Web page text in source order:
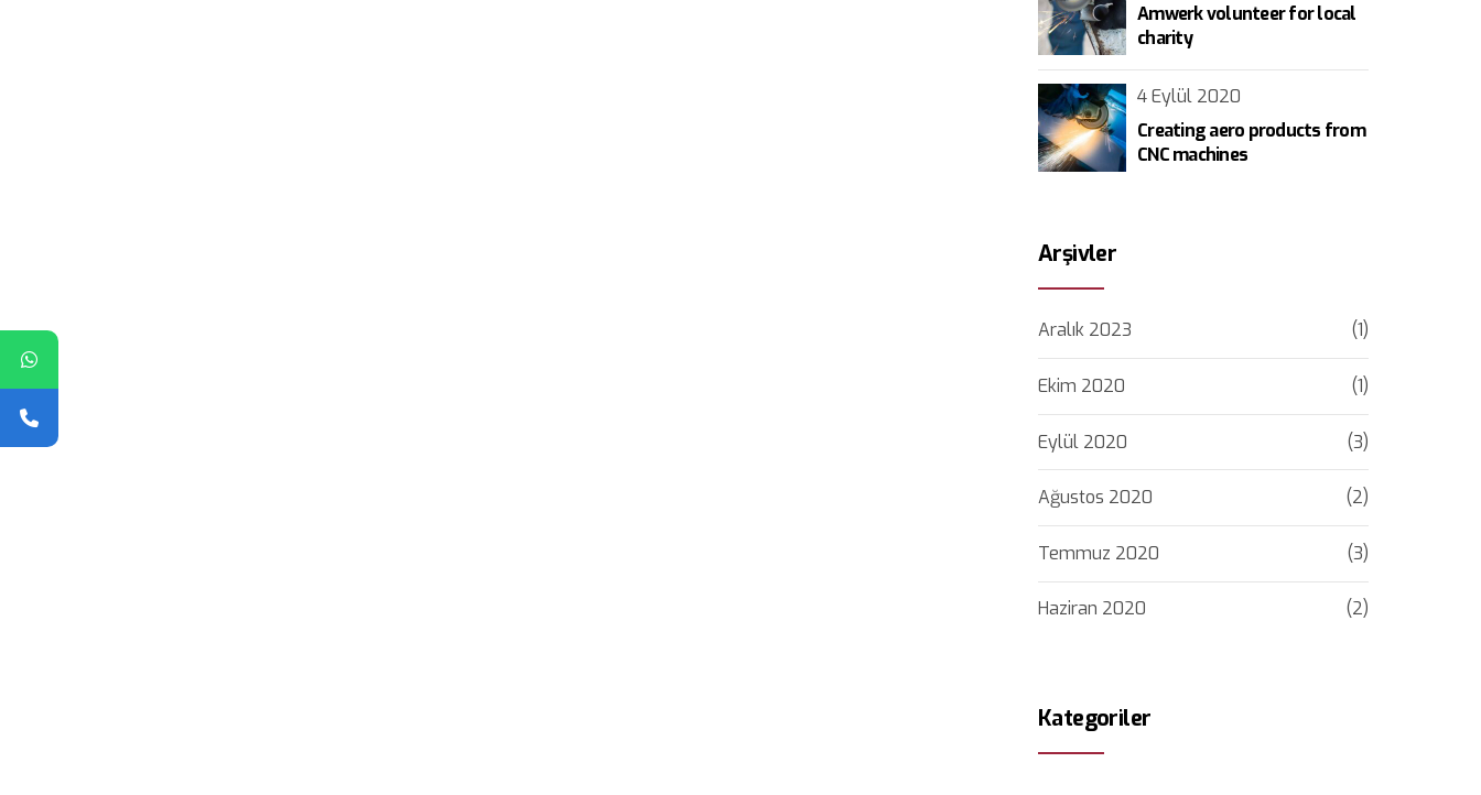
Amwerk volunteer for local
charity
4 Eylül 2020
Creating aero products from
CNC machines
Arşivler
Aralık 2023 (1)
Ekim 2020 (1)
Eylül 2020 (3)
Ağustos 2020 (2)
Temmuz 2020 (3)
Haziran 2020 (2)
Kategoriler